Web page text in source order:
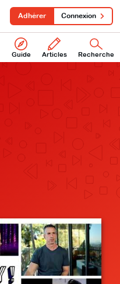
Guide Articles Recherche
Adhérer Connexion